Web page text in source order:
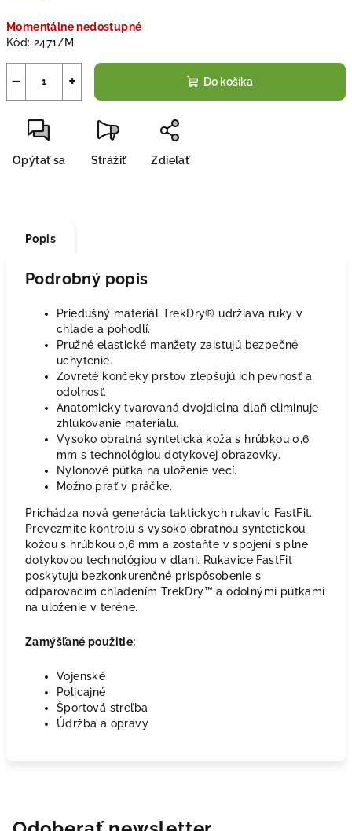
cena:
Momentálne nedostupné
Kód: 2471/M
+
− Do košíka
Opýtať sa Strážiť Zdieľať
Popis
Podrobný popis
Priedušný materiál TrekDry® udržiava ruky v
chlade a pohodlí.
Pružné elastické manžety zaisťujú bezpečné
uchytenie.
Zovreté končeky prstov zlepšujú ich pevnosť a
odolnosť.
Anatomicky tvarovaná dvojdielna dlaň eliminuje
zhlukovanie materiálu.
Vysoko obratná syntetická koža s hrúbkou 0,6
mm s technológiou dotykovej obrazovky.
Nylonové pútka na uloženie vecí.
Možno prať v práčke.
Prichádza nová generácia taktických rukavíc FastFit.
Prevezmite kontrolu s vysoko obratnou syntetickou
kožou s hrúbkou 0,6 mm a zostaňte v spojení s plne
dotykovou technológiou v dlani. Rukavice FastFit
poskytujú bezkonkurenčné prispôsobenie s
odparovacím chladením TrekDry™ a odolnými pútkami
na uloženie v teréne.
Zamýšľané použitie:
Vojenské
Policajné
Športová streľba
Údržba a opravy